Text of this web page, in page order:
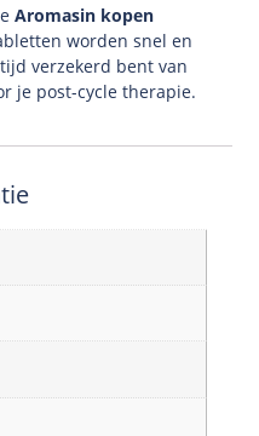
Aromasin kopen
worden snel en
verzekerd bent van
je post-cycle therapie.